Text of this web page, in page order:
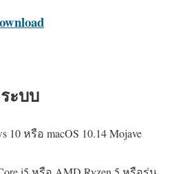
ะบบ
10 หรือ macOS 10.14 Mojave